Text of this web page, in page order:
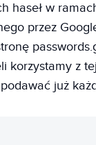
haseł w
przez
korzystamy z
już